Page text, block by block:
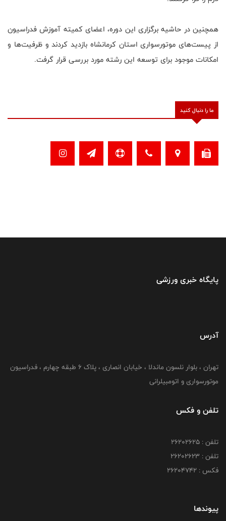
همچنین در حاشیه برگزاری این دوره، اعضای کمیته آموزش فدراسیون
از پیست‌های موتورسواری استان کرمانشاه بازدید کردند و ظرفیت‌ها و
امکانات موجود برای توسعه این رشته مورد بررسی قرار گرفت.
ما را دنبال کنید
پایگاه خبری ورزشی
آدرس
تهران ، بلوار نلسون ماندلا ، خیابان انصاری ، پلاک ۶ طبقه چهارم ، فدراسیون
موتورسواری و اتومبیلرانی
تلفن و فکس
تلفن : ۲۶۲۰۲۶۲۵
تلفن : ۲۶۲۰۲۶۲۳
فکس : ۲۶۲۰۴۷۴۲
پیوندها